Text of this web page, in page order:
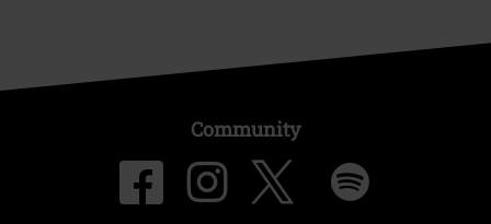
Community